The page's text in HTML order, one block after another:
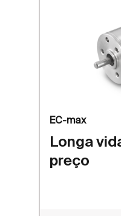
EC-max
Longa
preço